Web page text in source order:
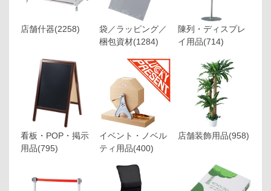
店舗什器(2258)
袋／ラッピング／
梱包資材(1284)
陳列・ディスプレ
イ用品(714)
看板・POP・掲示
用品(795)
イベント・ノベル
ティ用品(400)
店舗装飾用品(958)